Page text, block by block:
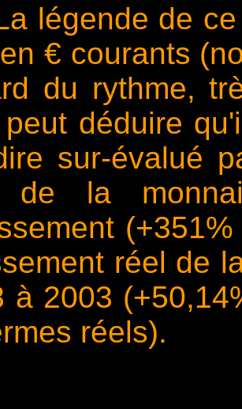
légende de
€ courants
du rythme,
déduire
sur-évalué
de la
réel de
à 2003
réels).